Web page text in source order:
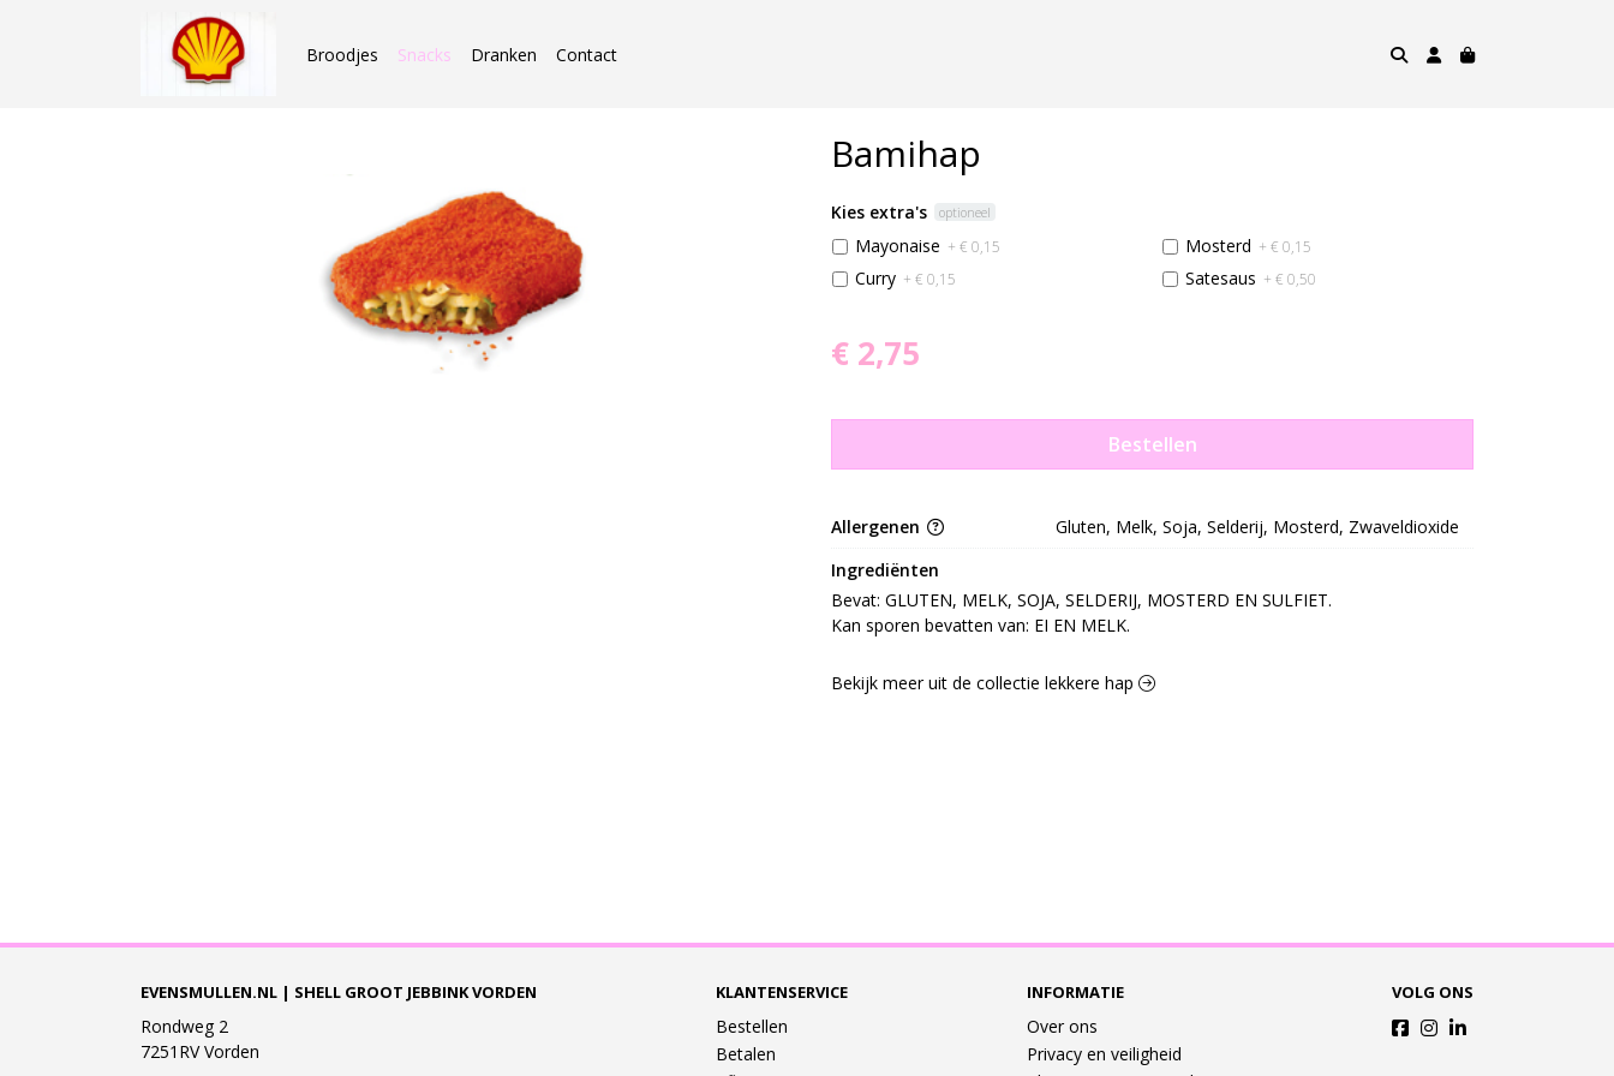
Broodjes Snacks Dranken Contact
Bamihap
Kies extra's optioneel
Mayonaise + € 0,15
Curry + € 0,15
Mosterd + € 0,15
Satesaus + € 0,50
€ 2,75
Bestellen
Allergenen
Gluten, Melk, Soja, Selderij, Mosterd, Zwaveldioxide
Ingrediënten
Bevat: GLUTEN, MELK, SOJA, SELDERIJ, MOSTERD EN SULFIET.
Kan sporen bevatten van: EI EN MELK.
Bekijk meer uit de collectie lekkere hap
EVENSMULLEN.NL | SHELL GROOT JEBBINK VORDEN
Rondweg 2
7251RV Vorden
KLANTENSERVICE
Bestellen
Betalen
INFORMATIE
Over ons
Privacy en veiligheid
VOLG ONS